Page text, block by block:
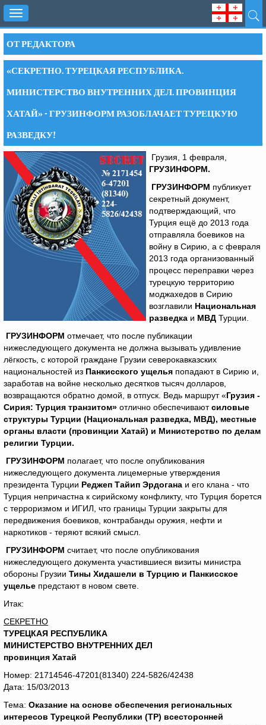
Toggle
navigation
ОТ РЕДАКТОРА
«СЕКРЕТНО. ТУРЕЦКАЯ РЕСПУБЛИКА.
МИНИСТЕРСТВО ВНУТРЕННИХ ДЕЛ. ПРОВИНЦИЯ
ХАТАЙ» - ГРУЗИНФОРМ РАЗОБЛАЧАЕТ ТУРЕЦКУЮ
РАЗВЕДКУ!
Грузия, 1 февраля,
ГРУЗИНФОРМ.
ГРУЗИНФОРМ публикует
секретный документ,
подтверждающий, что
Турция ещё до 2013 года
отправляла боевиков на
войну в Сирию, а с февраля
2013 года организованный
процесс переправки через
турецкую территорию
моджахедов в Сирию
возглавили Национальная
разведка и МВД Турции.
ГРУЗИНФОРМ отмечает, что после публикации
нижеследующего документа не должна вызывать удивление
лёгкость, с которой граждане Грузии северокавказских
национальностей из Панкисского ущелья попадают в Сирию и,
заработав на войне несколько десятков тысяч долларов,
возвращаются обратно домой, в отпуск. Ведь маршрут «Грузия -
Сирия: Турция транзитом» отлично обеспечиваютсиловые
структуры Турции (Национальная разведка, МВД), местные
органы власти (провинции Хатай) и Министерство по делам
религии Турции.
ГРУЗИНФОРМ полагает, что после опубликования
нижеследующего документа лицемерные утверждения
президента Турции Реджеп Тайип Эрдогана и его клана - что
Турция непричастна к сирийскому конфликту, что Турция борется
с терроризмом и ИГИЛ, что границы Турции закрыты для
передвижения боевиков, контрабанды оружия, нефти и
наркотиков - теряют всякий смысл.
ГРУЗИНФОРМ считает, что после опубликования
нижеследующего документа участившиеся визиты министра
обороны Грузии Тины Хидашели в Турцию и Панкисское
ущелье предстают в новом свете.
Итак:
СЕКРЕТНО
ТУРЕЦКАЯ РЕСПУБЛИКА
МИНИСТЕРСТВО ВНУТРЕННИХ ДЕЛ
провинция Хатай
Номер: 21714546-47201(81340) 224-5826/42438
Дата: 15/03/2013
Тема: Оказание на основе обеспечения региональных
интересов Турецкой Республики (ТР) всесторонней